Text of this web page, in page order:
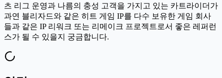
츠 리그 운영과 나름의 충성 고객을 가지고 있는 카트라이더가
과연 블리자드와 같은 히트 게임 IP를 다수 보유한 게임 회사
들과 같은 IP 리워크 또는 리메이크 프로젝트로서 좋은 레퍼런
스가 될 수 있을지 궁금합니다.